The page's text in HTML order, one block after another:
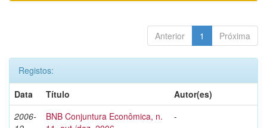
Anterior 1 Próxima
Registos:
Data
Título
Autor(es)
2006-
BNB Conjuntura Econômica, n.
-